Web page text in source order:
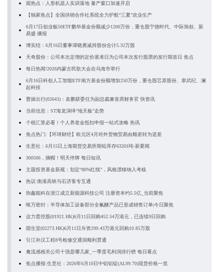
观热点：人形机器人实训落地 量产窗口加速开启
【独家焦点】全国供销合作社系统全力护航“三夏”农业生产
6月17日创业板50ETF鹏华基金份额减少1200万份，重仓股宁德时代、中际旭创、新
易盛 播报
博实结：6月16日董事谭晓勇减持股份合计5.32万股
天奇股份：公司本次定增的定价基准日为公司本次发行股票的发行期首日 焦点
每日热闻!2026内蒙古民歌大会在乌海市举行
6月16日科创人工智能ETF南方基金份额增加250万份，重仓股芯原股份、寒武纪、澜
起科技
曹操出行(02643)：袁鹏获委任为副总裁兼首席财务官 快资讯
当前信息：ST海龙演绎“地天板”走势
个税汇算必看！个人养老金抵扣申报一站式攻略 热讯
焦点热门:【环球财经】欧元区4月对外货物贸易由顺差转为逆差
生意社：6月15日上海期货交易所期铅库存63201吨-新要闻
300506，摘帽！明天停牌 每日短讯
主题投资基金新规：划定“80%红线”，风格漂移纳入考核
热议:衡港高铁与石济客专互通
协鑫能科在浙江成立新能源科技公司 注册资本约5.5亿_当前聚焦
唯万密封：半导体加工设备部分全氟醚产品已形成销售订单|今日聚焦
达力普控股(01921.HK)6月11日回购452.54万港元，已连续9日回购
固生堂(02273.HK)6月11日斥资299.43万港元回购10.85万股
引江补汉工程8号检修交通洞顺利贯通
禽流感相关公司十强是哪几家_一季度毛利润排行榜 每日看点
焦点播报:生意社：2026年6月10日中铝铝锭(AL99.70)现货价格一览